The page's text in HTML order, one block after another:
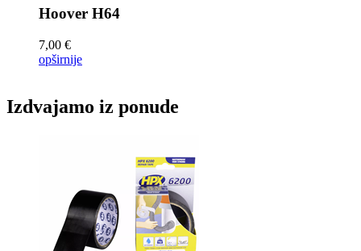
Hoover H64
7,00 €
opširnije
Izdvajamo iz ponude